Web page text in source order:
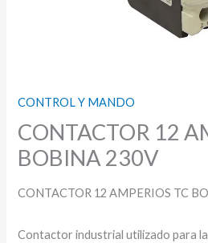
CONTROL Y MANDO
CONTACTOR 12
BOBINA 230V
CONTACTOR 12 AMPERIOS TC
Contactor industrial utilizado para